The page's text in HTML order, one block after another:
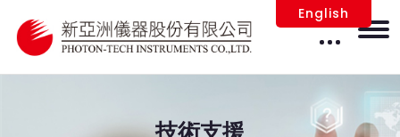
English